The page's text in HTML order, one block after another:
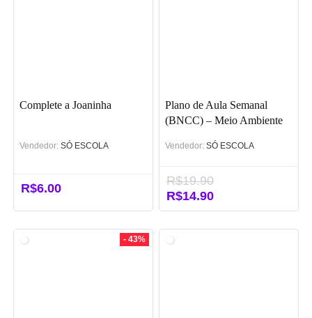
Complete a Joaninha
Vendedor: SÓ ESCOLA
R$6.00
Plano de Aula Semanal
(BNCC) – Meio Ambiente
Vendedor: SÓ ESCOLA
R$19.90
O
preço
R$14.90O
preço
- 43%